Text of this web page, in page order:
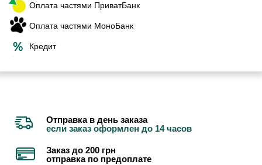
Оплата частями ПриватБанк
Оплата частями МоноБанк
Кредит
Отправка в день заказа
если заказ оформлен до 14 часов
Заказ до 200 грн
отправка по предоплате